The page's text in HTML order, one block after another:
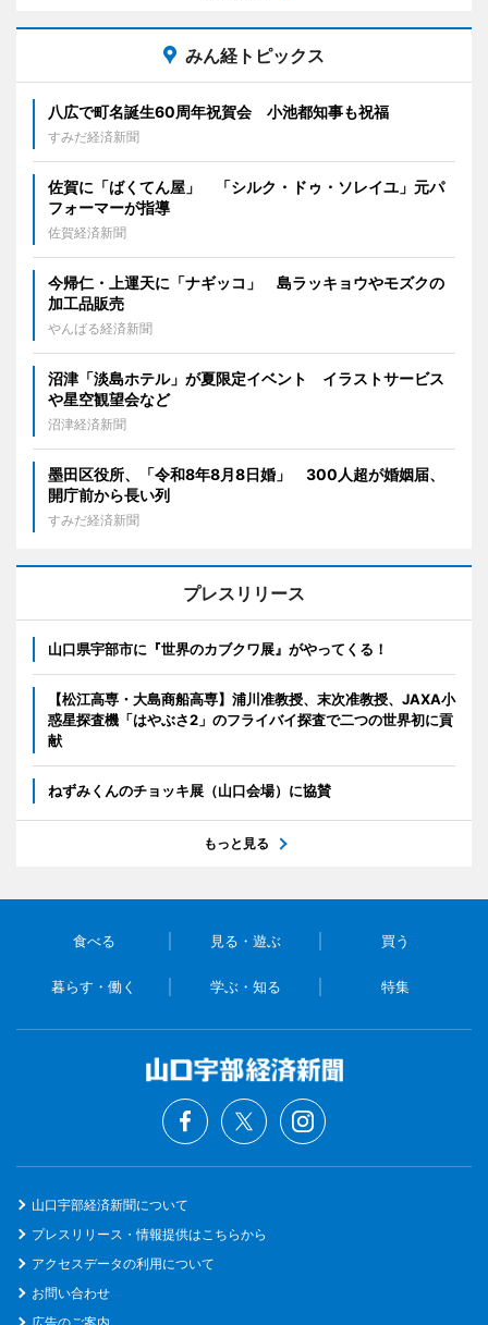
みん経トピックス
八広で町名誕生60周年祝賀会 小池都知事も祝福
すみだ経済新聞
佐賀に「ばくてん屋」 「シルク・ドゥ・ソレイユ」元パ
フォーマーが指導
佐賀経済新聞
今帰仁・上運天に「ナギッコ」 島ラッキョウやモズクの
加工品販売
やんばる経済新聞
沼津「淡島ホテル」が夏限定イベント イラストサービス
や星空観望会など
沼津経済新聞
墨田区役所、「令和8年8月8日婚」 300人超が婚姻届、
開庁前から長い列
すみだ経済新聞
プレスリリース
山口県宇部市に『世界のカブクワ展』がやってくる！
【松江高専・大島商船高専】浦川准教授、末次准教授、JAXA小
惑星探査機「はやぶさ2」のフライバイ探査で二つの世界初に貢
献
ねずみくんのチョッキ展（山口会場）に協賛
もっと見る
食べる 見る・遊ぶ 買う
暮らす・働く 学ぶ・知る 特集
山口宇部経済新聞について
プレスリリース・情報提供はこちらから
アクセスデータの利用について
お問い合わせ
広告のご案内